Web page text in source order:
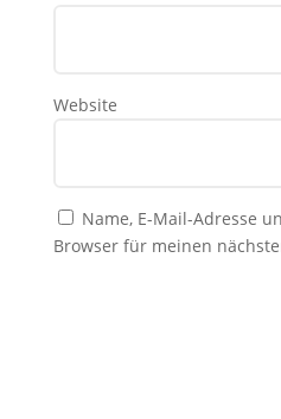
Website
Name, E-Mail-Adresse
Browser für meinen